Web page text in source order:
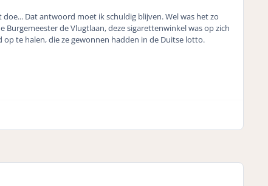
Dat antwoord moet ik schuldig blijven. Wel was het zo
de Vlugtlaan, deze sigarettenwinkel was op zich
te halen, die ze gewonnen hadden in de Duitse lotto.